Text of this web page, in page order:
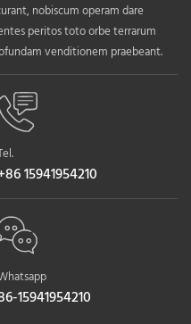
nobiscum operam dare
peritos toto orbe terrarum
venditionem praebeant.
15941954210
15941954210